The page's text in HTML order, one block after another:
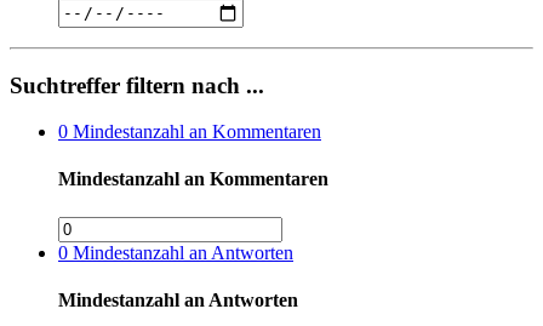
Suchtreffer filtern nach ...
0 Mindestanzahl an Kommentaren
Mindestanzahl an Kommentaren
0 Mindestanzahl an Antworten
Mindestanzahl an Antworten